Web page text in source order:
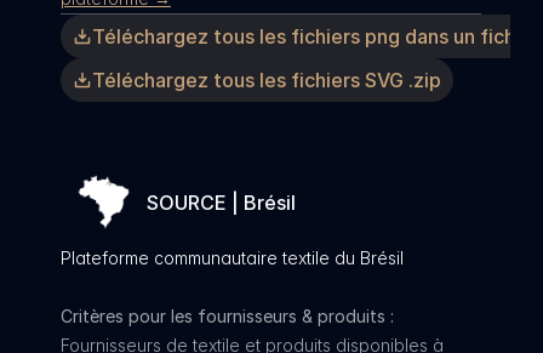
Téléchargez tous les fichiers png dans un
Téléchargez tous les fichiers SVG .zip
SOURCE | Brésil
Plateforme communautaire textile du Brésil
Critères pour les fournisseurs & produits :
Fournisseurs de textile et produits disponibles à